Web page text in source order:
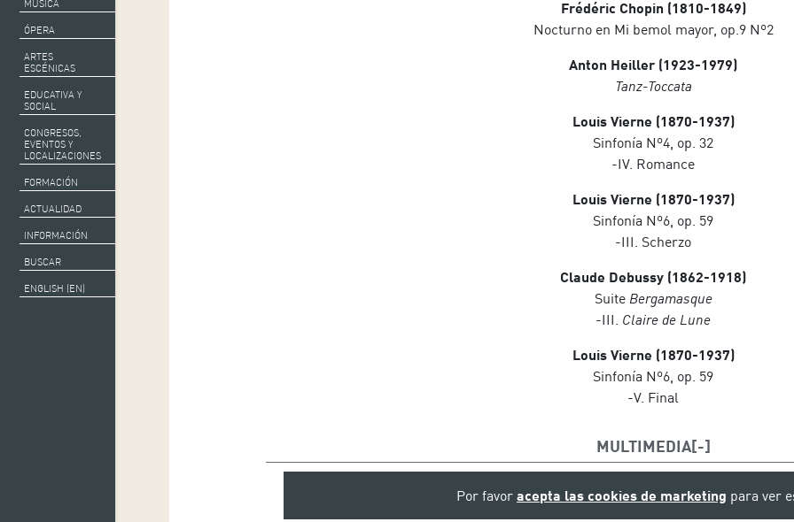
MÚSICA
ÓPERA
ARTES
ESCÉNICAS
EDUCATIVA Y
SOCIAL
CONGRESOS,
EVENTOS Y
LOCALIZACIONES
FORMACIÓN
ACTUALIDAD
INFORMACIÓN
BUSCAR
ENGLISH (EN)
Frédéric Chopin (1810-1849)
Nocturno en Mi bemol mayor, op.9 Nº2
Anton Heiller (1923-1979)
Tanz-Toccata
Louis Vierne (1870-1937)
Sinfonía Nº4, op. 32
-IV. Romance
Louis Vierne (1870-1937)
Sinfonía Nº6, op. 59
-III. Scherzo
Claude Debussy (1862-1918)
Suite Bergamasque
-III. Claire de Lune
Louis Vierne (1870-1937)
Sinfonía Nº6, op. 59
-V. Final
MULTIMEDIA
Por favor acepta las cookies de marketing para ver